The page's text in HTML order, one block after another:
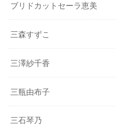
ブリドカットセーラ恵美
三森すずこ
三澤紗千香
三瓶由布子
三石琴乃